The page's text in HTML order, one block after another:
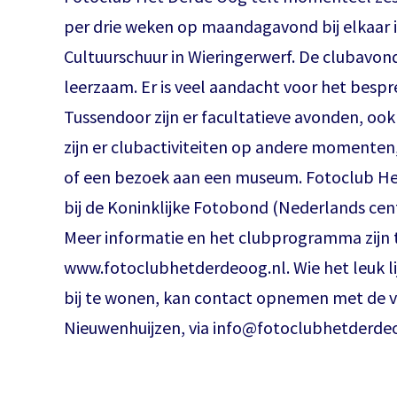
per drie weken op maandagavond bij elkaar
Cultuurschuur in Wieringerwerf. De
leerzaam. Er is veel aandacht voor het
Tussendoor zijn er facultatieve avonden,
zijn er clubactiviteiten op andere
of een bezoek aan een museum. Fotoclub
bij de Koninklijke Fotobond (Nederlands
Meer informatie en het clubprogramma zijn
www.fotoclubhetderdeoog.nl. Wie het leuk
bij te wonen, kan contact opnemen met de
Nieuwenhuijzen, via